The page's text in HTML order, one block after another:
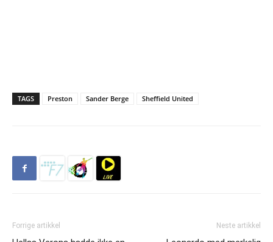
TAGS Preston Sander Berge Sheffield United
Forrige artikkel Neste artikkel